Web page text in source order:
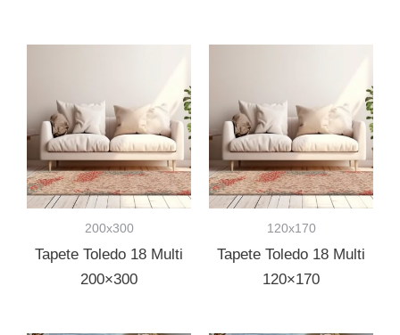
200x300
Tapete Toledo 18 Multi
200×300
120x170
Tapete Toledo 18 Multi
120×170